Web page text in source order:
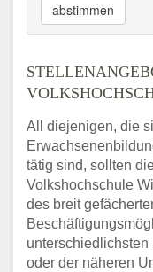
abstimmen
All diejenigen, die
tätig sind, sollten
Volkshochschule
des breit
oder der näheren